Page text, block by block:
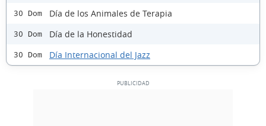
30 Dom Día de los Animales de Terapia
30 Dom Día de la Honestidad
30 Dom Día Internacional del Jazz